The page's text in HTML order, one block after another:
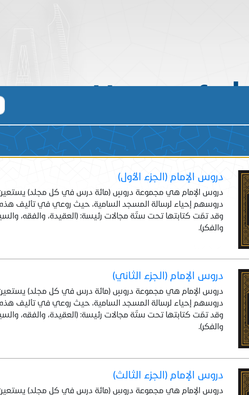
دروس الإمام (الجزء الأول)
دروس الإمام هي مجموعة دروسٍ (مائة درس في كل مجلد) يستعين
دروسهم إحياء لرسالة المسجد السامية، حيث روعي في تأليف هذه
وقد تمّت كتابتها تحت ستّة مجالات رئيسة: (العقيدة، والفقه،
والفكر).
دروس الإمام (الجزء الثاني)
دروس الإمام هي مجموعة دروسٍ (مائة درس في كل مجلد) يستعين
دروسهم إحياء لرسالة المسجد السامية، حيث روعي في تأليف هذه
وقد تمّت كتابتها تحت ستّة مجالات رئيسة: (العقيدة، والفقه،
والفكر).
دروس الإمام (الجزء الثالث)
دروس الإمام هي مجموعة دروسٍ (مائة درس في كل مجلد) يستعين